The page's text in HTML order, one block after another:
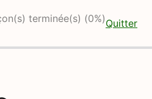
terminée(s) (0%)Quitter